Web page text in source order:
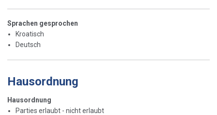
Sprachen gesprochen
Kroatisch
Deutsch
Hausordnung
Hausordnung
Parties erlaubt - nicht erlaubt